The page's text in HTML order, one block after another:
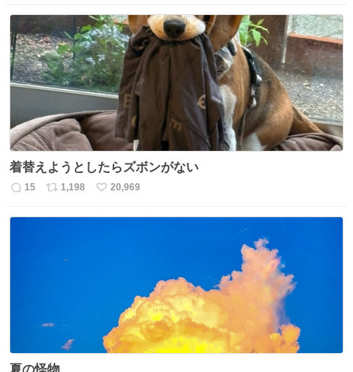
ト
数
ね
数
着替えようとしたらズボンがない
返
15
リ
1,198
い
20,969
夏の怪物